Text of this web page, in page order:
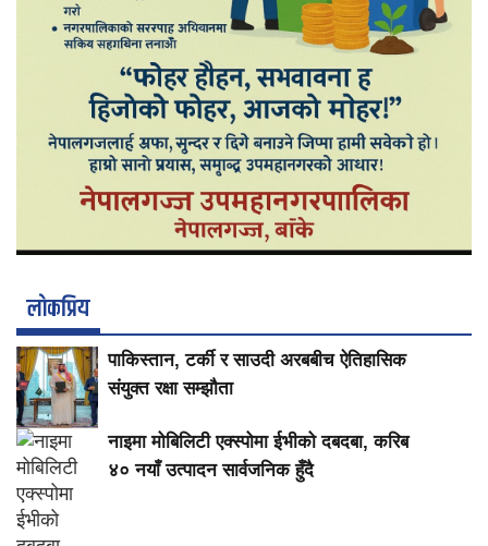
लाेकप्रिय
पाकिस्तान, टर्की र साउदी अरबबीच ऐतिहासिक
संयुक्त रक्षा सम्झौता
नाइमा मोबिलिटी एक्स्पोमा ईभीको दबदबा, करिब
४० नयाँ उत्पादन सार्वजनिक हुँदै